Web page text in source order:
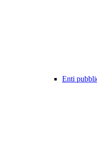
Enti